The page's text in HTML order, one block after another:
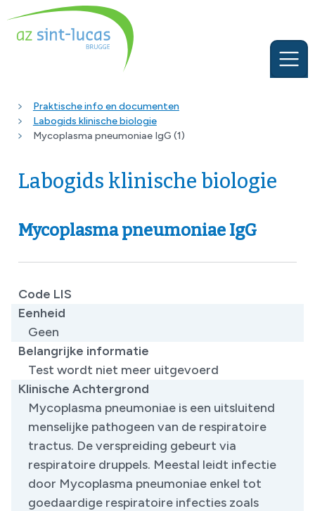
Praktische info en documenten
Labogids klinische biologie
Mycoplasma pneumoniae IgG (1)
Labogids klinische biologie
Mycoplasma pneumoniae IgG
Code LIS
Eenheid
Geen
Belangrijke informatie
Test wordt niet meer uitgevoerd
Klinische Achtergrond
Mycoplasma pneumoniae is een uitsluitend
menselijke pathogeen van de respiratoire
tractus. De verspreiding gebeurt via
respiratoire druppels. Meestal leidt infectie
door Mycoplasma pneumoniae enkel tot
goedaardige respiratoire infecties zoals